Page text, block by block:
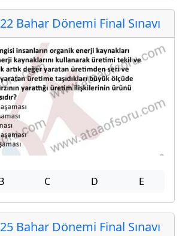
Bahar Dönemi Final Sınavı
C D E
Bahar Dönemi Final Sınavı